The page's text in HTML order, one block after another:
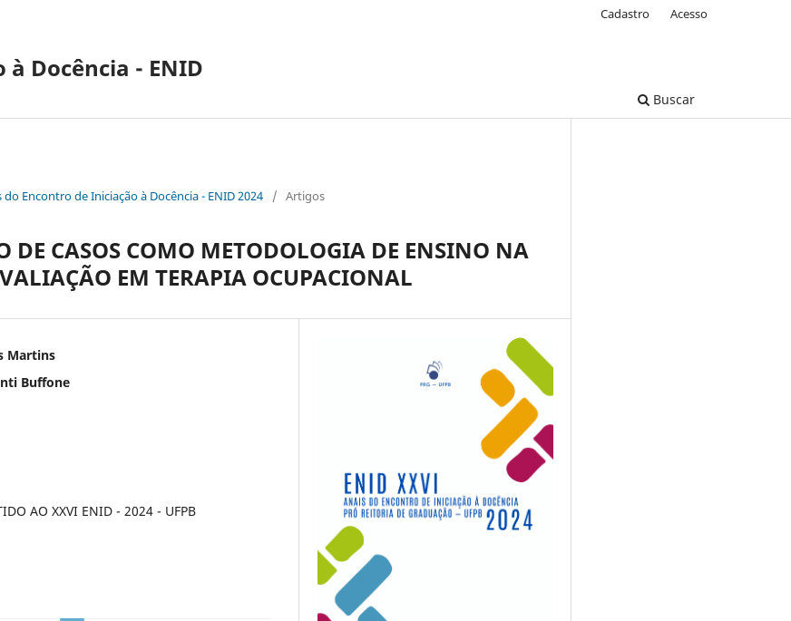
Docência - ENID
Buscar
Cadastro Acesso
do Encontro de Iniciação à Docência - ENID 2024 / Artigos
DE CASOS COMO METODOLOGIA DE ENSINO NA
EM TERAPIA OCUPACIONAL
Martins
Buffone
AO XXVI ENID - 2024 - UFPB